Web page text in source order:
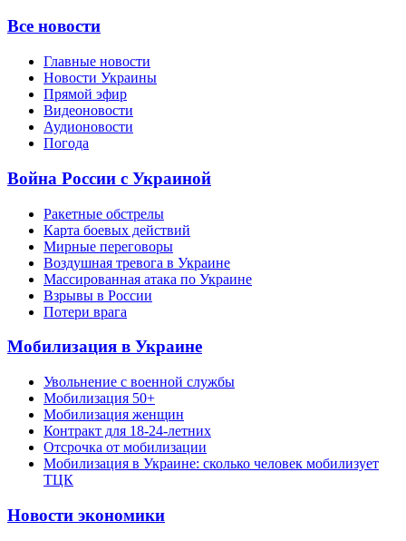
Все новости
Главные новости
Новости Украины
Прямой эфир
Видеоновости
Аудионовости
Погода
Война России с Украиной
Ракетные обстрелы
Карта боевых действий
Мирные переговоры
Воздушная тревога в Украине
Массированная атака по Украине
Взрывы в России
Потери врага
Мобилизация в Украине
Увольнение с военной службы
Мобилизация 50+
Мобилизация женщин
Контракт для 18-24-летних
Отсрочка от мобилизации
Мобилизация в Украине: сколько человек мобилизует
ТЦК
Новости экономики